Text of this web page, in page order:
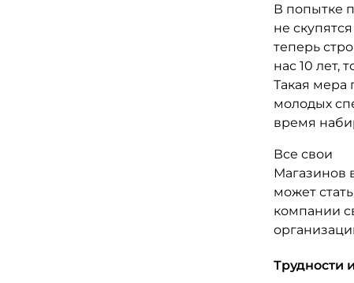
В попытке
не
теперь
нас 10 лет,
Такая мера
молодых
время
Все свои
Магазинов
может
компании
Трудности